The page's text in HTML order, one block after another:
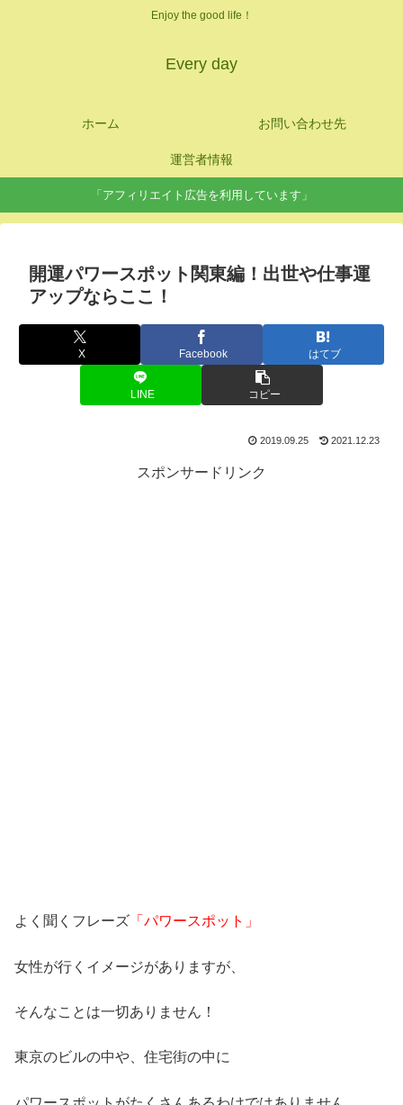
Enjoy the good life！
Every day
ホーム お問い合わせ先
運営者情報
「アフィリエイト広告を利用しています」
開運パワースポット関東編！出世や仕事運
アップならここ！
X Facebook はてブ
LINE コピー
2019.09.25 2021.12.23
スポンサードリンク
よく聞くフレーズ 「パワースポット」
女性が行くイメージがありますが、
そんなことは一切ありません！
東京のビルの中や、住宅街の中に